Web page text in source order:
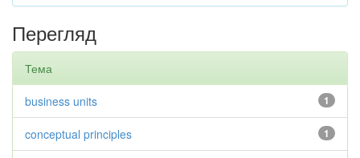
Перегляд
Тема
1
business units
1
conceptual principles